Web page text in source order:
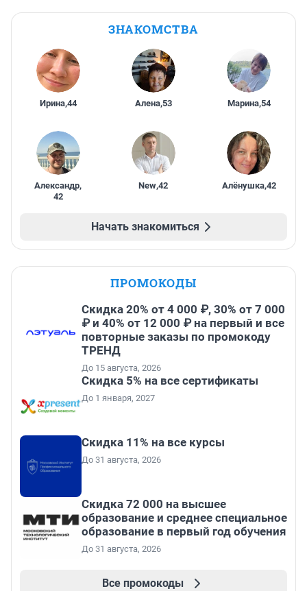
ЗНАКОМСТВА
Ирина,44 Алена,53 Марина,54
Александр,
42
New,42 Алёнушка,42
Начать знакомиться
ПРОМОКОДЫ
Скидка 20% от 4 000 ₽, 30% от 7 000
₽ и 40% от 12 000 ₽ на первый и все
повторные заказы по промокоду
ТРЕНД
До 15 августа, 2026
Скидка 5% на все сертификаты
До 1 января, 2027
Скидка 11% на все курсы
До 31 августа, 2026
Скидка 72 000 на высшее
образование и среднее специальное
образование в первый год обучения
До 31 августа, 2026
Все промокоды